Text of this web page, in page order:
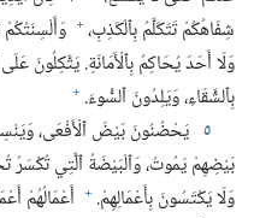
شِفَاهُكُمْ تَتَكَلَّمُ بِٱلْكَذِبِ،‏ + وَأَلْسِنَتُكُمْ
وَلَا أَحَدَ يُحَاكِمُ بِٱلْأَمَانَةِ.‏ يَتَّكِلُونَ
بِٱلشَّقَاءِ،‏ وَيَلِدُونَ ٱلسُّوءَ.‏ +
٥ يَحْضُنُونَ بَيْضَ ٱلْأَفْعَى،‏
بَيْضِهِمْ يَمُوتُ،‏ وَٱلْبَيْضَةُ ٱلَّتِي تُكْسَرُ
وَلَا يَكْتَسُونَ بِأَعْمَالِهِمْ.‏ + أَعْمَالُهُمْ